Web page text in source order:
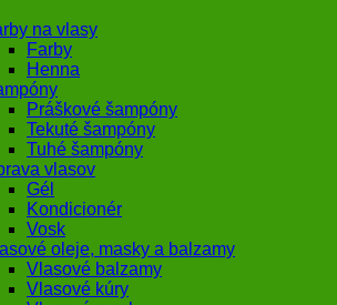
na vlasy
Farby
Henna
Práškové šampóny
Tekuté šampóny
Tuhé šampóny
vlasov
Gél
Kondicionér
Vosk
oleje, masky a balzamy
Vlasové balzamy
Vlasové kúry